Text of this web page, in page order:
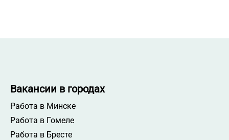
Вакансии в городах
Работа в Минске
Работа в Гомеле
Работа в Бресте